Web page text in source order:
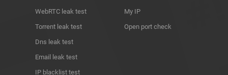
WebRTC leak test
Torrent leak test
Dns leak test
Email leak test
IP blacklist test
My IP
Open port check